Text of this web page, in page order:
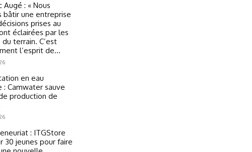
Augé : « Nous
bâtir une entreprise
prises au
éclairées par les
terrain. C’est
l’esprit de...
en eau
: Camwater sauve
production de
: ITGStore
30 jeunes pour faire